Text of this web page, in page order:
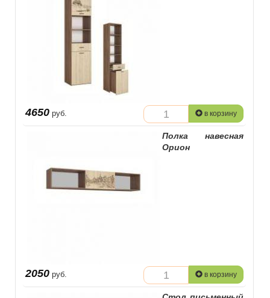
4650 руб. в корзину
Полка навесная
Орион
2050 руб. в корзину